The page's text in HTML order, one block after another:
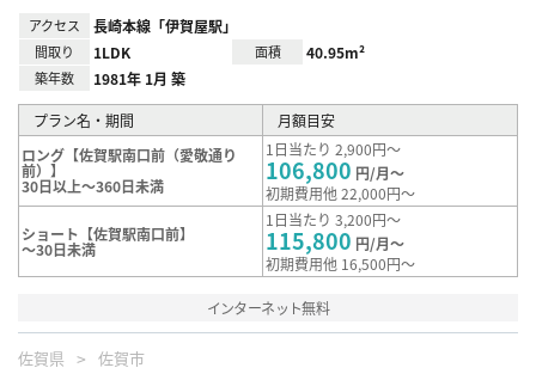
アクセス 長崎本線「伊賀屋駅」
間取り 1LDK 面積 40.95m²
築年数 1981年 1月 築
プラン名・期間
月額目安
ロング【佐賀駅南口前（愛敬通り
前）】
30日以上～360日未満
1日当たり 2,900円～
106,800 円/月～
初期費用他 22,000円～
ショート【佐賀駅南口前】
～30日未満
1日当たり 3,200円～
115,800 円/月～
初期費用他 16,500円～
インターネット無料
佐賀県 佐賀市